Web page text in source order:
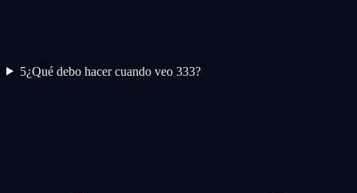
5¿Qué debo hacer cuando veo 333?